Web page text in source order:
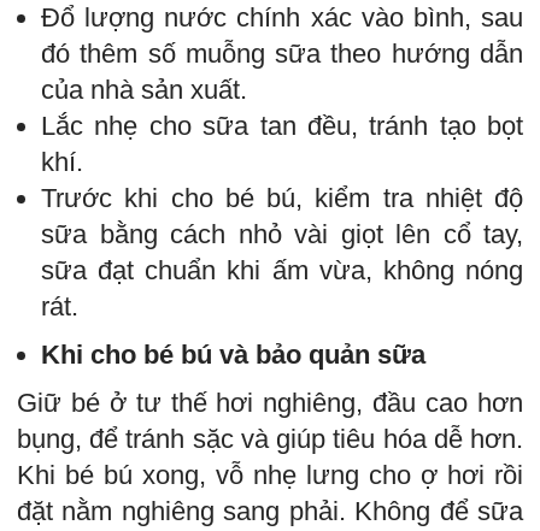
Đổ lượng nước chính xác vào bình, sau
đó thêm số muỗng sữa theo hướng dẫn
của nhà sản xuất.
Lắc nhẹ cho sữa tan đều, tránh tạo bọt
khí.
Trước khi cho bé bú, kiểm tra nhiệt độ
sữa bằng cách nhỏ vài giọt lên cổ tay,
sữa đạt chuẩn khi ấm vừa, không nóng
rát.
Khi cho bé bú và bảo quản sữa
Giữ bé ở tư thế hơi nghiêng, đầu cao hơn
bụng, để tránh sặc và giúp tiêu hóa dễ hơn.
Khi bé bú xong, vỗ nhẹ lưng cho ợ hơi rồi
đặt nằm nghiêng sang phải. Không để sữa